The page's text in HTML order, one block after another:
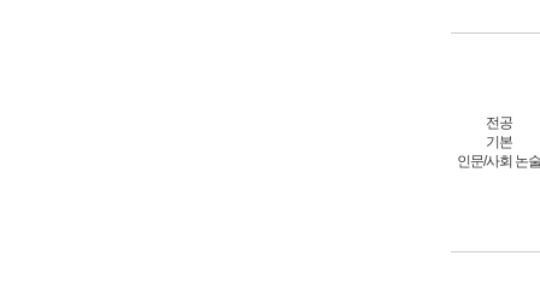
전공
기본
인문/사회 논술